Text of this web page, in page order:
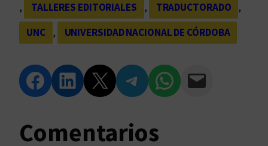
,
TALLERES EDITORIALES , TRADUCTORADO
,
UNC
, UNIVERSIDAD NACIONAL DE CÓRDOBA
Compartir en Facebook Compartir en LinkedIn Compartir en Twitter Compartir en Telegram Compartir en WhatsApp Compartir vía Email
Comentarios